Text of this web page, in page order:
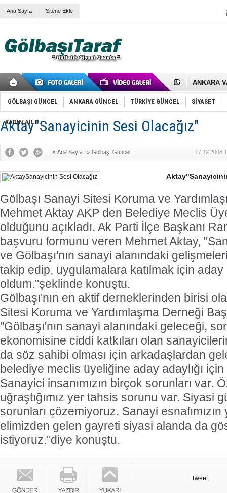
Ana Sayfa Sitene Ekle
ANKARA
Cemal
Samet
OLİMPİK
TÜRKİYE
SPOR
Mikail
RECEP
İNCEK
GÖLBAŞI GÜNCEL ANKARA GÜNCEL TÜRKİYE GÜNCEL SİYASET
KADIN AİLE
Aktay"Sanayicinin Sesi Olacağız"
» Ana Sayfa » Gölbaşı Güncel 17.12.2008
Gölbaşı Sanayi Sitesi Koruma ve
Mehmet Aktay AKP den Belediye Meclis
olduğunu açıkladı. Ak Parti İlçe Başkanı
başvuru formunu veren Mehmet Aktay,
ve Gölbaşı'nın sanayi alanındaki
takip edip, uygulamalara katılmak için aday
oldum."şeklinde konuştu.
Gölbaşı'nın en aktif derneklerinden birisi
Sitesi Koruma ve Yardımlaşma Derneği
"Gölbaşı'nın sanayi alanındaki geleceği,
ekonomisine ciddi katkıları olan
da söz sahibi olması için arkadaşlardan
belediye meclis üyeliğine aday adaylığı
Sanayici insanımızın birçok sorunları var.
uğraştığımız yer tahsis sorunu var. Siyasi
sorunları çözemiyoruz. Sanayi
elimizden gelen gayreti siyasi alanda da
istiyoruz."diye konuştu.
Tweet